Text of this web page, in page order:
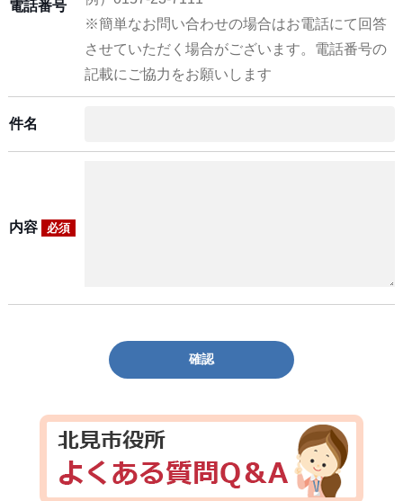
電話番号
※簡単なお問い合わせの場合はお電話にて回答
させていただく場合がございます。電話番号の
記載にご協力をお願いします
件名
内容 必須
確認